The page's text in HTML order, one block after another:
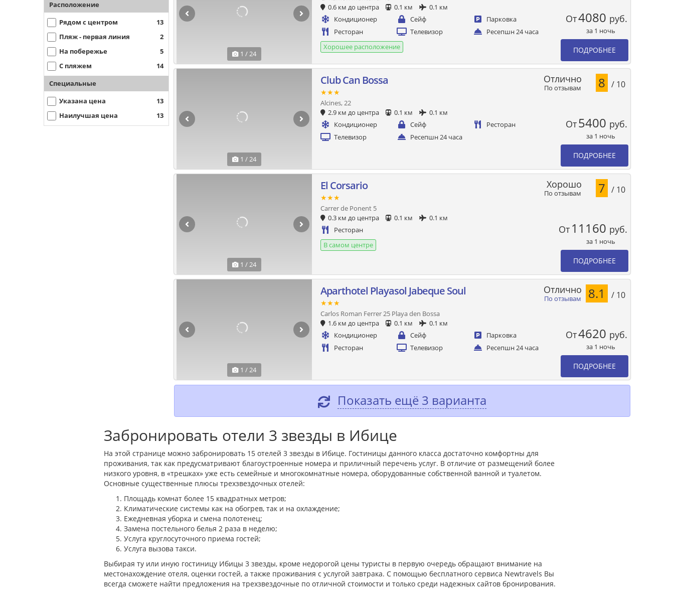
Расположение
Рядом с центром
13
Пляж - первая линия
2
На побережье
5
С пляжем
14
Специальные
Указана цена
13
Наилучшая цена
13
1 / 24
0.6 км до центра
0.1 км
0.1 км
Кондиционер
Сейф
Парковка
Ресторан
Телевизор
Ресепшн 24 часа
Хорошее расположение
От4080 руб.
за 1 ночь
ПОДРОБНЕЕ
1 / 24
Club Can Bossa
★★★
Alcines, 22
2.9 км до центра
0.1 км
0.1 км
Кондиционер
Сейф
Ресторан
Телевизор
Ресепшн 24 часа
По отзывам
Отлично 8 / 10
От5400 руб.
за 1 ночь
ПОДРОБНЕЕ
1 / 24
El Corsario
★★★
Carrer de Ponent 5
0.3 км до центра
0.1 км
0.1 км
Ресторан
В самом центре
По отзывам
Хорошо 7 / 10
От 11160 руб.
за 1 ночь
ПОДРОБНЕЕ
1 / 24
Aparthotel Playasol Jabeque Soul
★★★
Carlos Roman Ferrer 25 Playa den Bossa
1.6 км до центра
0.1 км
0.1 км
Кондиционер
Сейф
Парковка
Ресторан
Телевизор Ресепшн 24 часа
По отзывам
Отлично 8.1 / 10
От4620 руб.
за 1 ночь
ПОДРОБНЕЕ
Показать ещё 3 варианта
Забронировать отели 3 звезды в Ибице
На этой странице можно забронировать 15 отелей 3 звезды в Ибице. Гостиницы данного класса достаточно комфортны для
проживания, так как предусматривают благоустроенные номера и приличный перечень услуг. В отличие от размещений более
низкого уровня, в «трешках» уже есть семейные и многокомнатные номера, оборудованные собственной ванной и туалетом.
Основные существенные плюсы трехзвездочных отелей:
Площадь комнат более 15 квадратных метров;
Климатические системы как на обогрев, так и на охлаждение;
Ежедневная уборка и смена полотенец;
Замена постельного белья 2 раза в неделю;
Услуга круглосуточного приема гостей;
Услуга вызова такси.
Выбирая ту или иную гостиницу Ибицы 3 звезды, кроме недорогой цены туристы в первую очередь обращают внимание на
местонахождение отеля, оценки гостей, а также проживания с услугой завтрака. С помощью бесплатного сервиса Newtravels Вы
всегда сможете найти предложения на трехзвездочные по отличной стоимости и только среди надежных сайтов бронирования.